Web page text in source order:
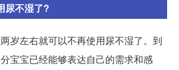
尿不湿了?
岁左右就可以不再使用尿不湿了。到
宝宝已经能够表达自己的需求和感